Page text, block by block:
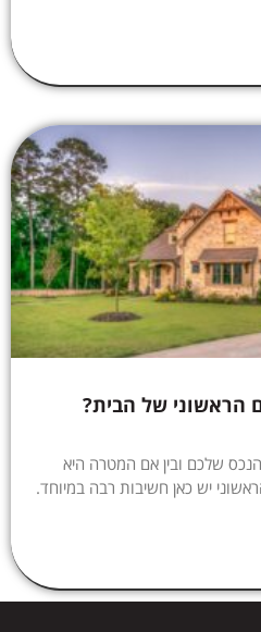
הראשוני של הבית?
שלכם ובין אם המטרה היא
יש כאן חשיבות רבה במיוחד.